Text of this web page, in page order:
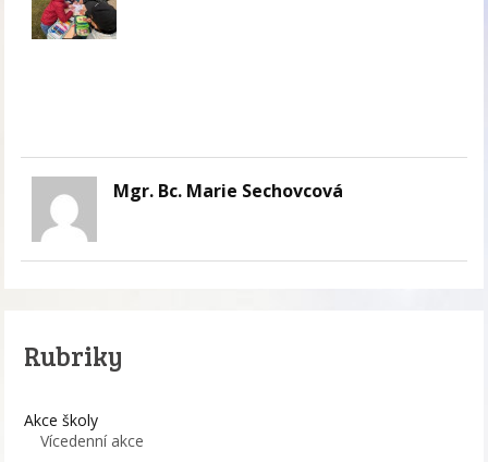
Mgr. Bc. Marie Sechovcová
Rubriky
Akce školy
Vícedenní akce